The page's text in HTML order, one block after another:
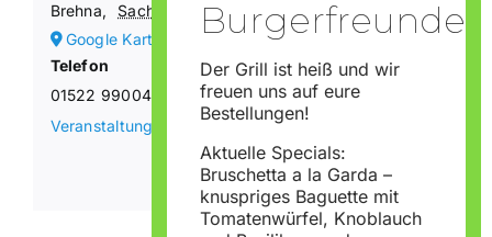
Brehna, Sachsen-Anhalt 06796
Deutschland
Google Karte anzeigen
Telefon
01522 9900440
Veranstaltungsort-Website anzeigen
Der Grill ist heiß und wir
freuen uns auf eure
Bestellungen!
Aktuelle Specials:
Bruschetta a la Garda –
knuspriges Baguette mit
Tomatenwürfel, Knoblauch